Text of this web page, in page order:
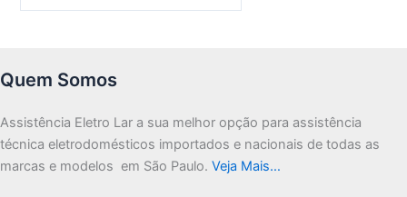
Quem Somos
Assistência Eletro Lar a sua melhor opção para assistência
técnica eletrodomésticos importados e nacionais de todas as
marcas e modelos em São Paulo. Veja Mais…